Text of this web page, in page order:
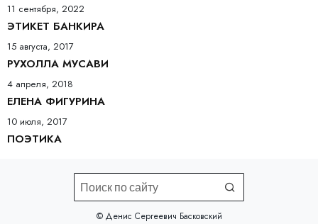
11 сентября, 2022
ЭТИКЕТ БАНКИРА
15 августа, 2017
РУХОЛЛА МУСАВИ
4 апреля, 2018
ЕЛЕНА ФИГУРИНА
10 июля, 2017
ПОЭТИКА
©️ Денис Сергеевич Басковский